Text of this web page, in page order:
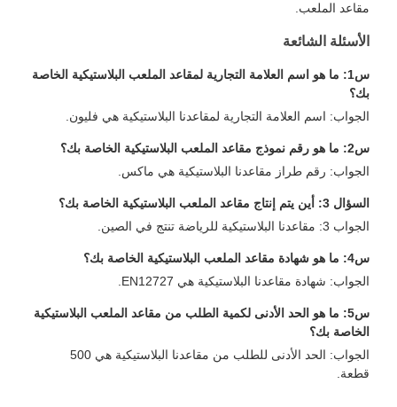
مقاعد الملعب.
الأسئلة الشائعة
س1: ما هو اسم العلامة التجارية لمقاعد الملعب البلاستيكية الخاصة
بك؟
الجواب: اسم العلامة التجارية لمقاعدنا البلاستيكية هي فليون.
س2: ما هو رقم نموذج مقاعد الملعب البلاستيكية الخاصة بك؟
الجواب: رقم طراز مقاعدنا البلاستيكية هي ماكس.
السؤال 3: أين يتم إنتاج مقاعد الملعب البلاستيكية الخاصة بك؟
الجواب 3: مقاعدنا البلاستيكية للرياضة تنتج في الصين.
س4: ما هو شهادة مقاعد الملعب البلاستيكية الخاصة بك؟
الجواب: شهادة مقاعدنا البلاستيكية هي EN12727.
س5: ما هو الحد الأدنى لكمية الطلب من مقاعد الملعب البلاستيكية
الخاصة بك؟
الجواب: الحد الأدنى للطلب من مقاعدنا البلاستيكية هي 500
قطعة.